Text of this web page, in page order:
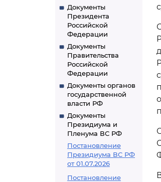
Документы
Президента
Российской
Федерации
Документы
Правительства
Российской
Федерации
Документы органов
государственной
власти РФ
Документы
Президиума и
Пленума ВС РФ
Постановление
Президиума ВС РФ
от 01.07.2026
Постановление